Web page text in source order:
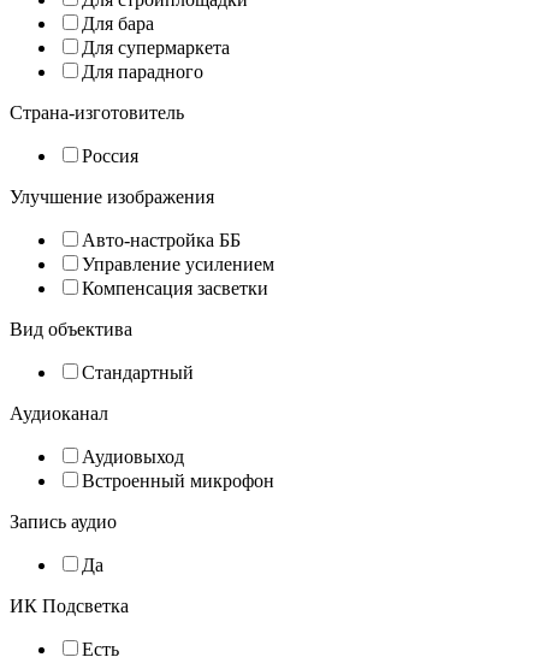
Для бара
Для супермаркета
Для парадного
Страна-изготовитель
Россия
Улучшение изображения
Авто-настройка ББ
Управление усилением
Компенсация засветки
Вид объектива
Стандартный
Аудиоканал
Аудиовыход
Встроенный микрофон
Запись аудио
Да
ИК Подсветка
Есть